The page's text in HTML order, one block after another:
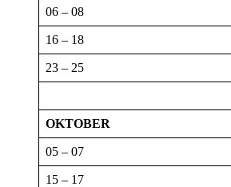
06 – 08
16 – 18
23 – 25
OKTOBER
05 – 07
15 – 17